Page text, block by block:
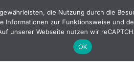
die Nutzung durch die
Informationen zur Funktionsweise und
unserer Webseite nutzen wir
OK